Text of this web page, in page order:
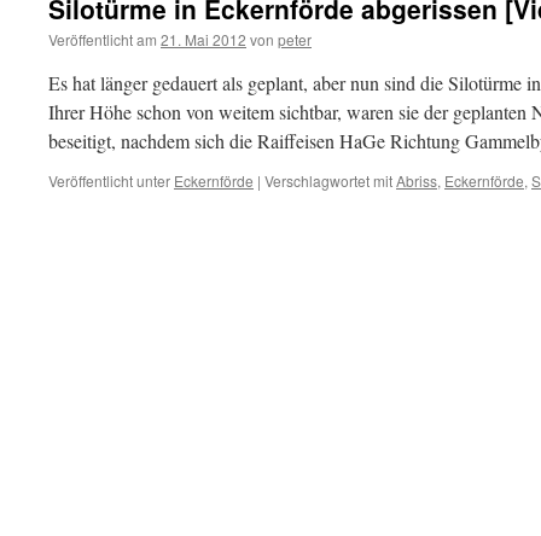
Silotürme in Eckernförde abgerissen
Veröffentlicht am 21. Mai 2012 von peter
Es hat länger gedauert als geplant, aber nun sind die Silotürme
Ihrer Höhe schon von weitem sichtbar, waren sie der
beseitigt, nachdem sich die Raiffeisen HaGe Richtung
Veröffentlicht unter Eckernförde | Verschlagwortet mitAbriss, Eckernförde,